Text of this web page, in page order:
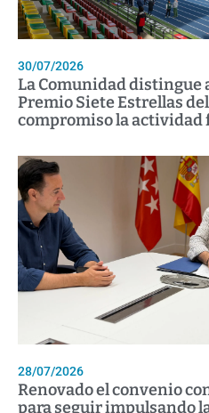
30/07/2026
La Comunidad distingue
Premio Siete Estrellas
compromiso la actividad
28/07/2026
Renovado el convenio
para seguir impulsando